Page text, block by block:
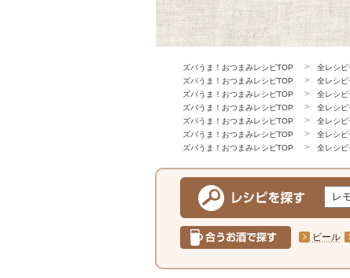
ズバうま！おつまみレシピTOP 全レシピ
ズバうま！おつまみレシピTOP
全レシピ
ズバうま！おつまみレシピTOP
全レシピ
ズバうま！おつまみレシピTOP
全レシピ
ズバうま！おつまみレシピTOP
全レシピ
ズバうま！おつまみレシピTOP
全レシピ
ズバうま！おつまみレシピTOP
全レシピ
ビール